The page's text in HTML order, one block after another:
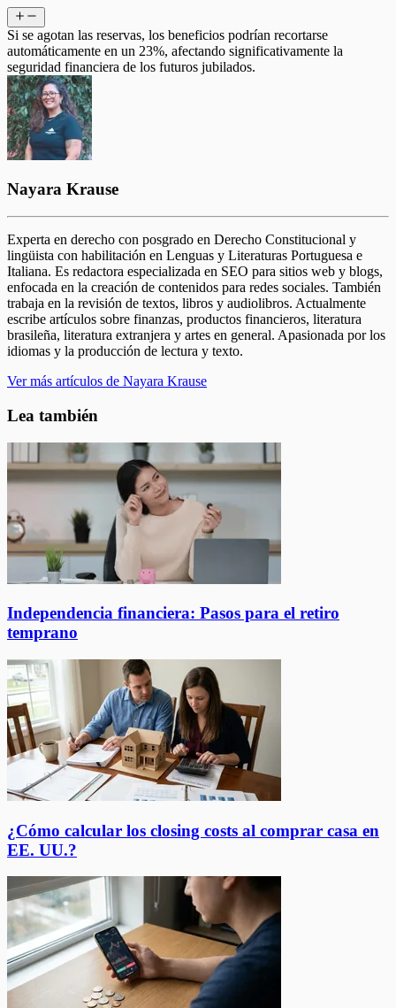
Si se agotan las reservas, los beneficios podrían recortarse
automáticamente en un 23%, afectando significativamente la
seguridad financiera de los futuros jubilados.
Nayara Krause
Experta en derecho con posgrado en Derecho Constitucional y
lingüista con habilitación en Lenguas y Literaturas Portuguesa e
Italiana. Es redactora especializada en SEO para sitios web y blogs,
enfocada en la creación de contenidos para redes sociales. También
trabaja en la revisión de textos, libros y audiolibros. Actualmente
escribe artículos sobre finanzas, productos financieros, literatura
brasileña, literatura extranjera y artes en general. Apasionada por los
idiomas y la producción de lectura y texto.
Ver más artículos de Nayara Krause
Lea también
Independencia financiera: Pasos para el retiro
temprano
¿Cómo calcular los closing costs al comprar casa en
EE. UU.?